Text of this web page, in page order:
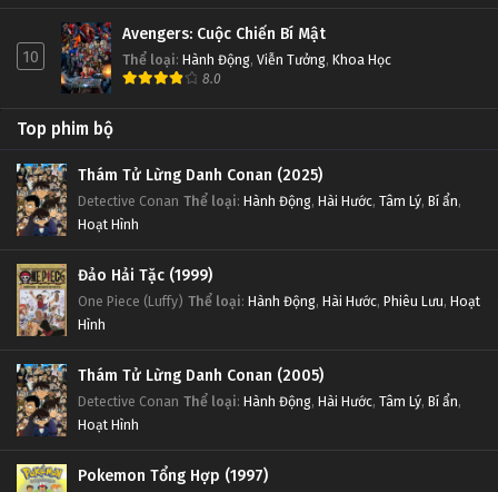
10
Avengers: Cuộc Chiến Bí Mật
Thể loại: Hành Động, Viễn Tưởng, Khoa Học
8.0
Top phim bộ
Thám Tử Lừng Danh Conan (2025)
Detective Conan Thể loại: Hành Động, Hài Hước, Tâm Lý, Bí ẩn,
Hoạt Hình
Đảo Hải Tặc (1999)
One Piece (Luffy) Thể loại: Hành Động, Hài Hước, Phiêu Lưu, Hoạt
Hình
Thám Tử Lừng Danh Conan (2005)
Detective Conan Thể loại: Hành Động, Hài Hước, Tâm Lý, Bí ẩn,
Hoạt Hình
Pokemon Tổng Hợp (1997)